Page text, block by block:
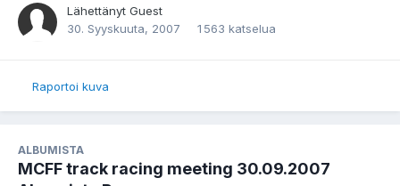
Lähettänyt Guest
30. Syyskuuta, 2007
1 563 katselua
Raportoi kuva
ALBUMISTA
MCFF track racing meeting 30.09.2007